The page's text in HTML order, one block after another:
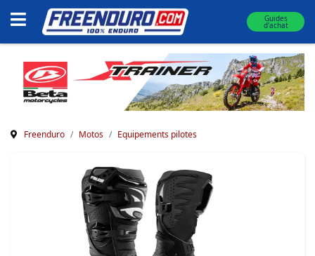
Guides
d'achat
Freenduro Motos Equipements pilotes